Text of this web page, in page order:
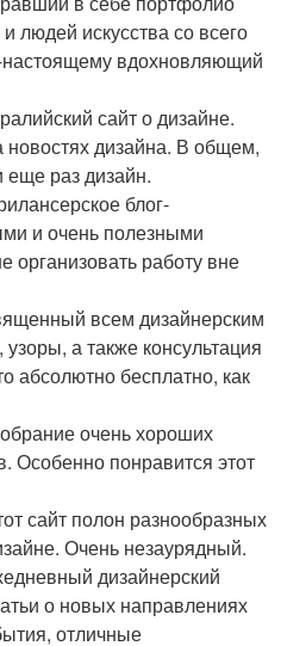
людей искусства со всего
вдохновляющий
сайт о дизайне.
дизайна. В общем,
еще раз дизайн.
блог-
и очень полезными
организовать работу вне
всем дизайнерским
а также консультация
абсолютно бесплатно, как
очень хороших
Особенно понравится этот
сайт полон разнообразных
Очень незаурядный.
дизайнерский
о новых направлениях
отличные